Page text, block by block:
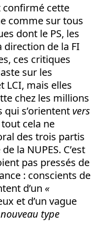
confirmé cette
comme sur tous
dont le PS, les
direction de la FI
ces critiques
sur les
LCI, mais elles
chez les millions
qui s’orientent vers
cela ne
des trois partis
la NUPES. C’est
pas pressés de
: conscients de
d’un «
et d’un vague
type